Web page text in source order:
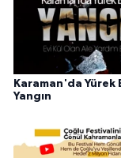
Karaman'da Yürek
Yangın